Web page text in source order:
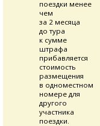
поездки менее
чем
за 2 месяца
до тура
к сумме
штрафа
прибавляется
стоимость
размещения
в одноместном
номере для
другого
участника
поездки.